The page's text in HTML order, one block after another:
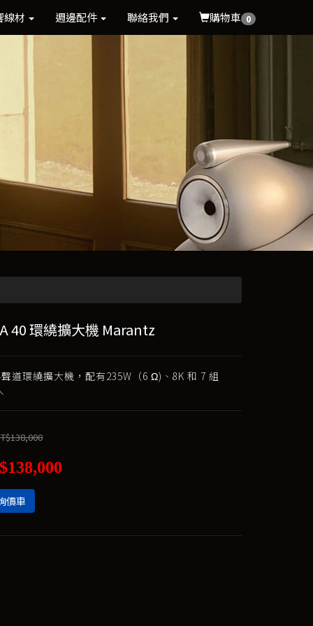
線材 週邊配件 聯絡我們 購物車 0
40 環繞擴大機 Marantz
道環繞擴大機，配有235W（6 Ω)、8K 和 7 組
價車